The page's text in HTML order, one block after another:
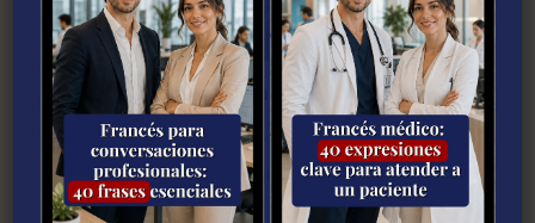
Inicio
Gramática
Los adjetivos (quel…) y los pronombres
interrogativos (lequel…) en francés